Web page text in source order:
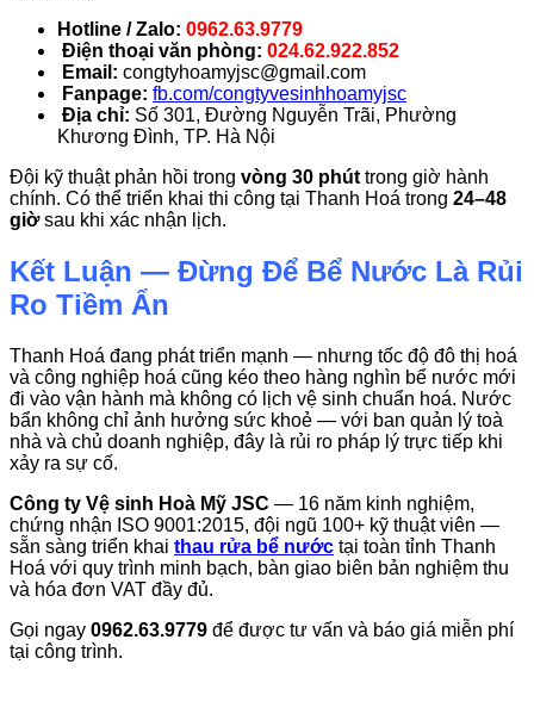
Hotline / Zalo: 0962.63.9779
Điện thoại văn phòng: 024.62.922.852
Email: congtyhoamyjsc@gmail.com
Fanpage: fb.com/congtyvesinhhoamyjsc
Địa chỉ: Số 301, Đường Nguyễn Trãi, Phường
Khương Đình, TP. Hà Nội
Đội kỹ thuật phản hồi trong vòng 30 phút trong giờ hành
chính. Có thể triển khai thi công tại Thanh Hoá trong 24–48
giờsau khi xác nhận lịch.
Kết Luận — Đừng Để Bể Nước Là Rủi
Ro Tiềm Ẩn
Thanh Hoá đang phát triển mạnh — nhưng tốc độ đô thị hoá
và công nghiệp hoá cũng kéo theo hàng nghìn bể nước mới
đi vào vận hành mà không có lịch vệ sinh chuẩn hoá. Nước
bẩn không chỉ ảnh hưởng sức khoẻ — với ban quản lý toà
nhà và chủ doanh nghiệp, đây là rủi ro pháp lý trực tiếp khi
xảy ra sự cố.
Công ty Vệ sinh Hoà Mỹ JSC — 16 năm kinh nghiệm,
chứng nhận ISO 9001:2015, đội ngũ 100+ kỹ thuật viên —
sẵn sàng triển khai thau rửa bể nước tại toàn tỉnh Thanh
Hoá với quy trình minh bạch, bàn giao biên bản nghiệm thu
và hóa đơn VAT đầy đủ.
Gọi ngay 0962.63.9779 để được tư vấn và báo giá miễn phí
tại công trình.